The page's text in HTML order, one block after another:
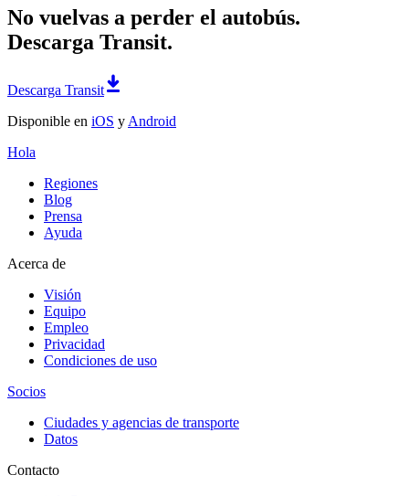
No vuelvas a perder el autobús.
Descarga Transit.
Descarga Transit
Disponible en iOS y Android
Hola
Regiones
Blog
Prensa
Ayuda
Acerca de
Visión
Equipo
Empleo
Privacidad
Condiciones de uso
Socios
Ciudades y agencias de transporte
Datos
Contacto